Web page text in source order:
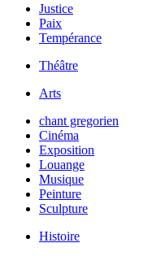
Justice
Paix
Tempérance
Théâtre
Arts
chant gregorien
Cinéma
Exposition
Louange
Musique
Peinture
Sculpture
Histoire